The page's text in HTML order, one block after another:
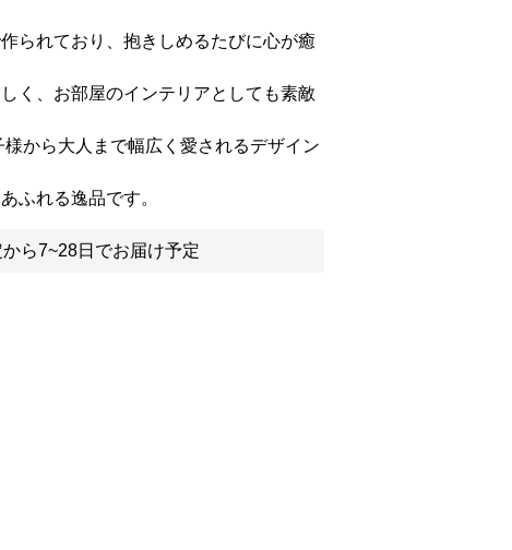
られており、抱きしめるたびに心が癒
く、お部屋のインテリアとしても素敵
から大人まで幅広く愛されるデザイン
ふれる逸品です。
ら7~28日でお届け予定